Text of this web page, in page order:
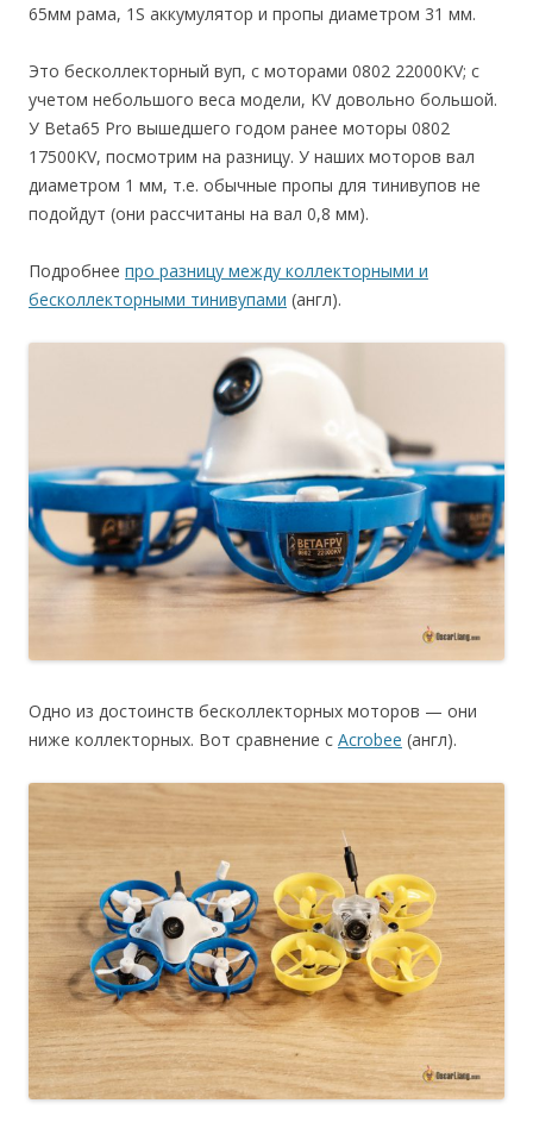
65мм рама, 1S аккумулятор и пропы диаметром 31 мм.
Это бесколлекторный вуп, с моторами 0802 22000KV; с
учетом небольшого веса модели, KV довольно большой.
У Beta65 Pro вышедшего годом ранее моторы 0802
17500KV, посмотрим на разницу. У наших моторов вал
диаметром 1 мм, т.е. обычные пропы для тинивупов не
подойдут (они рассчитаны на вал 0,8 мм).
Подробнее про разницу между коллекторными и
бесколлекторными тинивупами (англ).
Одно из достоинств бесколлекторных моторов — они
ниже коллекторных. Вот сравнение с Acrobee (англ).